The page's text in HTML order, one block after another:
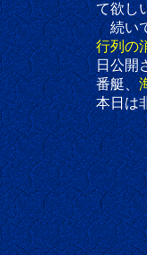
て欲しいな
続い
行列の
日公開されてい
番艇、
本日は非公